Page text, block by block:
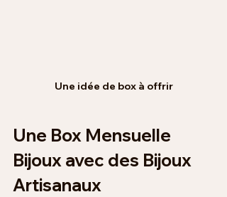
Une idée de box à offrir
Une Box Mensuelle
Bijoux avec des Bijoux
Artisanaux